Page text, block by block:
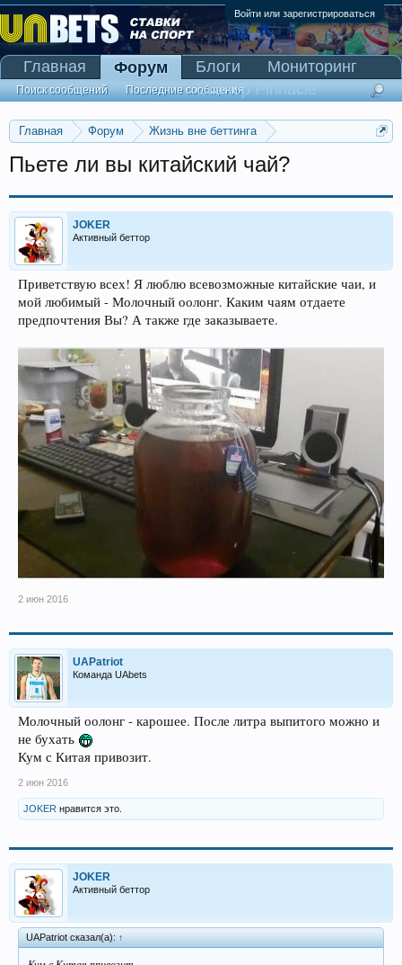
Войти или зарегистрироваться
Главная Форум
Жизнь вне беттинга
Пьете ли вы китайский чай?
JOKER
Активный беттор
Приветствую всех! Я люблю всевозможные китайские чаи, и
мой любимый - Молочный оолонг. Каким чаям отдаете
предпочтения Вы? А также где заказываете.
2 июн 2016
UAPatriot
Команда UAbets
Молочный оолонг - карошее. После литра выпитого можно и
не бухать
Кум с Китая привозит.
2 июн 2016
JOKER нравится это.
JOKER
Активный беттор
UAPatriot сказал(а): ↑
Главная Форум
Поиск сообщений Последние сообщения
Блоги
Мониторинг
Сканер Pinnacle